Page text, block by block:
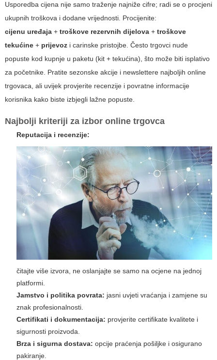
Usporedba cijena nije samo traženje najniže cifre; radi se o procjeni
ukupnih troškova i dodane vrijednosti. Procijenite:
cijenu uređaja + troškove rezervnih dijelova + troškove
tekućine + prijevoz i carinske pristojbe. Često trgovci nude
popuste kod kupnje u paketu (kit + tekućina), što može biti isplativo
za početnike. Pratite sezonske akcije i newslettere najboljih online
trgovaca, ali uvijek provjerite recenzije i povratne informacije
korisnika kako biste izbjegli lažne popuste.
Najbolji kriteriji za izbor online trgovca
Reputacija i recenzije:
čitajte više izvora, ne oslanjajte se samo na ocjene na jednoj
platformi.
Jamstvo i politika povrata: jasni uvjeti vraćanja i zamjene su
znak profesionalnosti.
Certifikati i dokumentacija: provjerite certifikate kvalitete i
sigurnosti proizvoda.
Brza i sigurna dostava: opcije praćenja pošiljke i osigurano
pakiranje.